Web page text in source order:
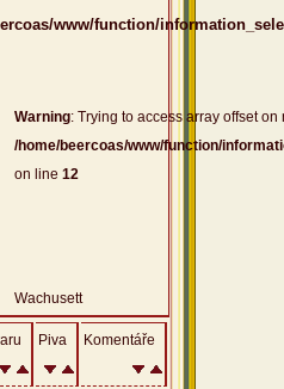
www/function/
Warning: Trying to access array offset on
/home/beercoas/www/function/
on line 12
Wachusett
Piva Komentáře